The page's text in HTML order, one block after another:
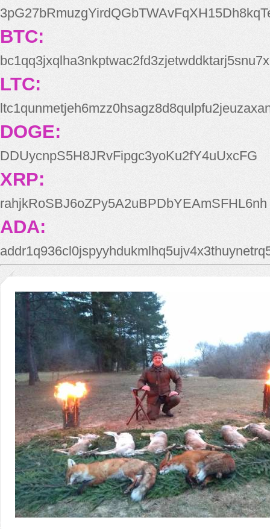
BTC:
bc1qq3jxqlha3nkptwac2fd3zjetwddktarj5snu7x
LTC:
DOGE:
DDUycnpS5H8JRvFipgc3yoKu2fY4uUxcFG
XRP:
rahjkRoSBJ6oZPy5A2uBPDbYEAmSFHL6nh
ADA: